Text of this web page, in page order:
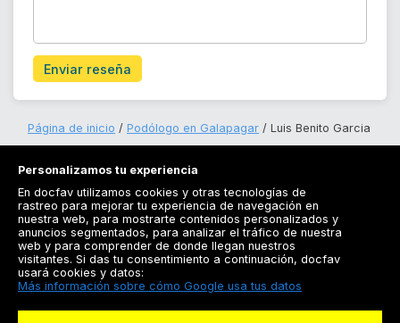
Enviar reseña
Página de inicio Podólogo en Galapagar Luis Benito Garcia
Registrarse
Docfav
Personalizamos tu experiencia
En docfav utilizamos cookies y otras tecnologías de
rastreo para mejorar tu experiencia de navegación en
nuestra web, para mostrarte contenidos personalizados y
anuncios segmentados, para analizar el tráfico de nuestra
web y para comprender de donde llegan nuestros
visitantes. Si das tu consentimiento a continuación, docfav
usará cookies y datos:
Más información sobre cómo Google usa tus datos